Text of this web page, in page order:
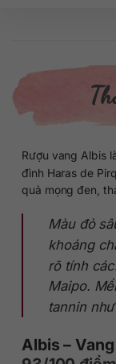
Rượu vang Albis
đình Haras de
quả mọng đen,
Màu đỏ
khoáng
rõ tính
Maipo.
tannin
Albis –